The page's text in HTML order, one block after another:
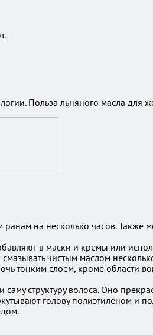
Польза льняного масла
на несколько часов. Также
в маски и кремы или
чистым маслом
тонким слоем, кроме области
структуру волоса. Оно
голову полиэтиленом и